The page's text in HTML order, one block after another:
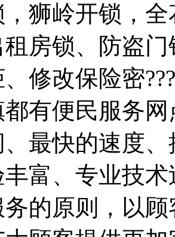
狮岭开锁，
房锁、防盗
修改保险密
有便民服务网
最快的速度
富、专业技
的原则，以